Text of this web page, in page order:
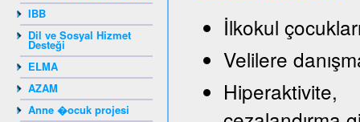
IBB
Dil ve Sosyal Hizmet
Desteği
ELMA
AZAM
Anne �ocuk projesi
İlkokul
Velilere